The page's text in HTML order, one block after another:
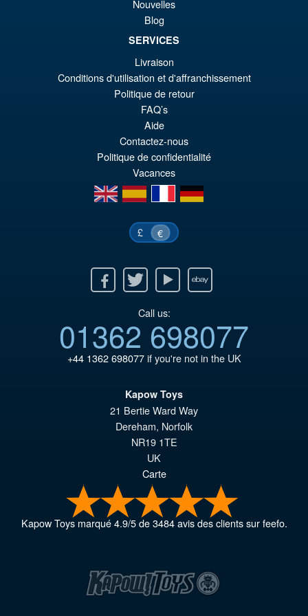
€73.71
PRÉ COMMANDE
Nouvelles
Blog
SERVICES
Livraison
Conditions d'utilisation et d'affranchissement
Politique de retour
FAQ’s
Aide
Contactez-nous
Politique de confidentialité
Vacances
en
es fr de
£ €
Twitter Youtube Ebay
Call us:
01362 698077
+44 1362 698077if you're not in the UK
Kapow Toys
21 Bertie Ward Way
Dereham, Norfolk
NR19 1TE
UK
Carte
Kapow Toysmarqué4.9/5de3484avis des clients sur feefo.